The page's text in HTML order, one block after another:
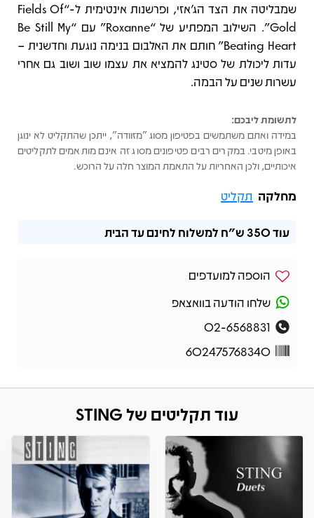
שמבליטה את הצד הג'אזי, ופרשנות אינטימית ל-“Fields Of
Gold”. השילוב המפתיע של “Roxanne” עם “Be Still My
Beating Heart” חותם את האלבום בנימה נוגעת וחדשנית –
עדות ליכולת של סטינג להמציא את עצמו שוב ושוב גם אחרי
עשרות שנים על הבמה.
לתשומת ליבכם:
במידה ואתם משתמשים בפטיפון מסוג "מזוודה", ייתכן שהתקליט לא ינוגן
באופן מיטבי. במקרים רבים פטיפונים מסוג זה אינם מותאמים לתקליטים
איכותיים, ולכן האחריות על התאמת המוצר חלה על הרוכש.
מחלקה תקליט
עוד350 ש"ח למשלוח לחינם עד הבית
הוספה למועדפים
שלחו הודעה בוואצאפ
02-6568831
602475768340
עוד תקליטים של STING